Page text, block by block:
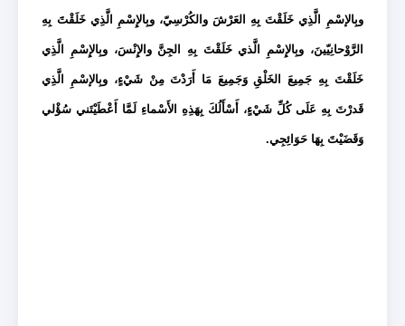
وبِالإسْمِ الَّذِي خَلَقْتَ بِهِ العَرْشَ والكُرْسِيّ، وبِالإِسْمِ الَّذِي خَلَقْتََ بِهِ
الرَّوْحانِيّينَ، وبِالإِسْمِ الَّذي خَلَقْتَ بِهِ الجِنَّ والإِنْسَ، وبِالإِسْمِ الَّذِي
خَلَقْتَ بِهِ جَمِيعَ الخَلْقِ وَجَمِيعَ مَا أَرَدْتَ مِنْ شَيْءٍ، وبِالإسْمِ الَّذِي
قَدرْتَ بِهِ عَلَى كُلِّ شَيْءٍ، أَسْأَلُكَ بِهَذِهِ الأَسْماءِ لَمَّا أَعْطَيْتَني سُؤْلي
وَقَضَيْتََ بِهَا حَوَائِجِي.